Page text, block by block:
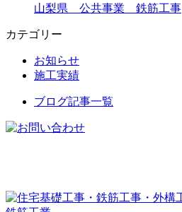
山梨県 公共事業 鉄筋工事
カテゴリー
お知らせ
施工実績
ブログ記事一覧